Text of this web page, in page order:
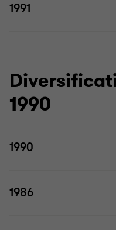
1991
1990
1990
1986